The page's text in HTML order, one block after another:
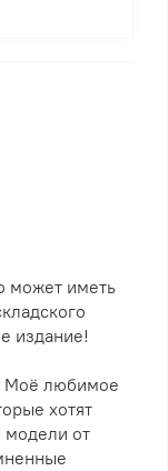
может иметь
издание!
Моё любимое
хотят
модели от